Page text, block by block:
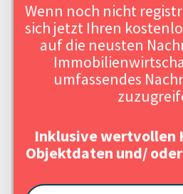
Wenn noch nicht
sich jetzt Ihren
auf die neusten
umfassendes
Inklusive wertvollen
Objektdaten und/